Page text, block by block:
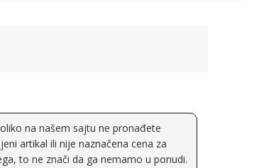
na našem sajtu ne pronađete
artikal ili nije naznačena cena za
to ne znači da ga nemamo u ponudi.